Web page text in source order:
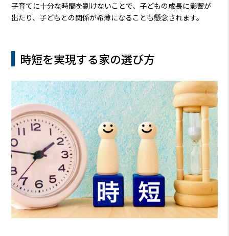
子育てに十分な時間を割けないことで、子どもの成長に影響が
出たり、子どもとの関係が希薄になることも懸念されます。
時短を実現する家の選び方